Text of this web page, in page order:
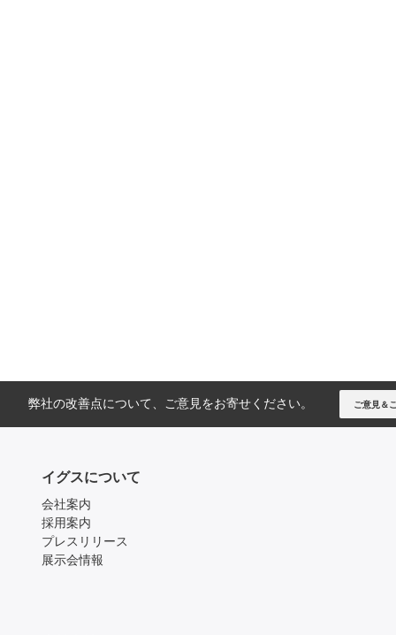
弊社の改善点について、ご意見をお寄せください。 ご意見＆
イグスについて
会社案内
採用案内
プレスリリース
展示会情報